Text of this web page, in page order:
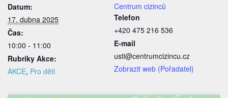
Datum:
17. dubna 2025
Čas:
10:00 - 11:00
Rubriky Akce:
AKCE, Pro děti
Centrum cizinců
Telefon
+420 475 216 536
E-mail
usti@centrumcizincu.cz
Zobrazit web (Pořadatel)